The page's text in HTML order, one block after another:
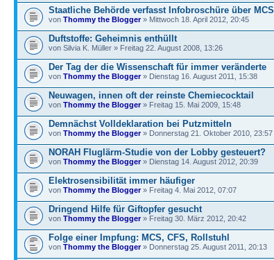
Staatliche Behörde verfasst Infobroschüre über MCS
von Thommy the Blogger» Mittwoch 18. April 2012, 20:45
Duftstoffe: Geheimnis enthüllt
von Silvia K. Müller » Freitag 22. August 2008, 13:26
Der Tag der die Wissenschaft für immer veränderte
von Thommy the Blogger» Dienstag 16. August 2011, 15:38
Neuwagen, innen oft der reinste Chemiecocktail
von Thommy the Blogger» Freitag 15. Mai 2009, 15:48
Demnächst Volldeklaration bei Putzmitteln
von Thommy the Blogger» Donnerstag 21. Oktober 2010, 23:57
NORAH Fluglärm-Studie von der Lobby gesteuert?
von Thommy the Blogger» Dienstag 14. August 2012, 20:39
Elektrosensibilität immer häufiger
von Thommy the Blogger» Freitag 4. Mai 2012, 07:07
Dringend Hilfe für Giftopfer gesucht
von Thommy the Blogger» Freitag 30. März 2012, 20:42
Folge einer Impfung: MCS, CFS, Rollstuhl
von Thommy the Blogger» Donnerstag 25. August 2011, 20:13